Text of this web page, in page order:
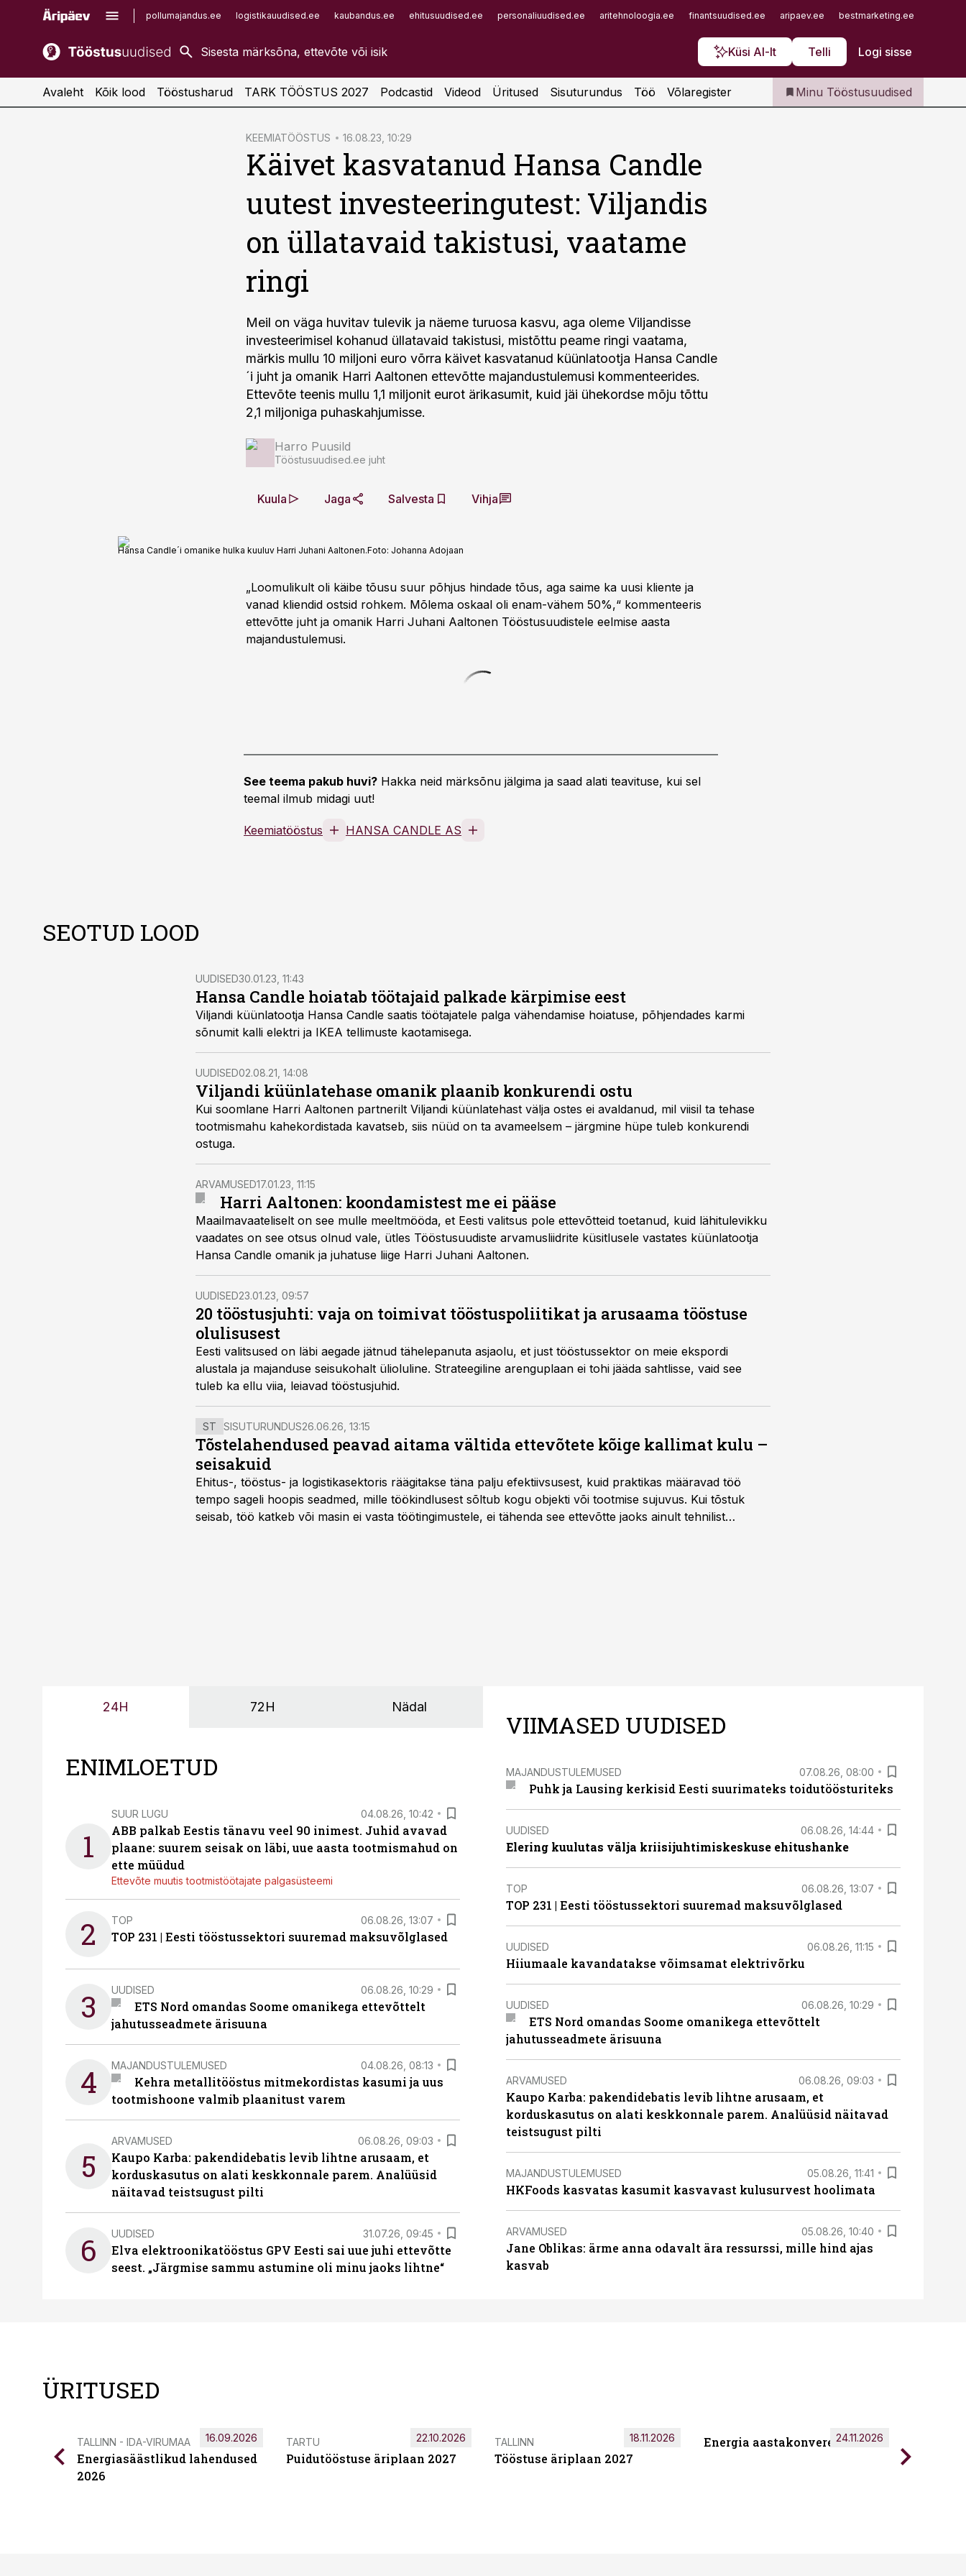
pollumajandus.ee logistikauudised.ee kaubandus.ee ehitusuudised.ee personaliuudised.ee aritehnoloogia.ee finantsuudised.ee aripaev.ee bestmarketing.ee
Küsi AI-lt Telli Logi sisse
kaubandus.ee
kinnisvarauudised.ee
imelineajalugu.ee
Infopank
Iseteenindus
Telli Tööstusuudised
Avaleht Kõik lood Tööstusharud TARK TÖÖSTUS 2027 Podcastid Videod Üritused Sisuturundus Töö Võlaregister Minu Tööstusuudised
KEEMIATÖÖSTUS 16.08.23, 10:29
Käivet kasvatanud Hansa Candle
uutest investeeringutest: Viljandis
on üllatavaid takistusi, vaatame
ringi
Meil on väga huvitav tulevik ja näeme turuosa kasvu, aga oleme Viljandisse
investeerimisel kohanud üllatavaid takistusi, mistõttu peame ringi vaatama,
märkis mullu 10 miljoni euro võrra käivet kasvatanud küünlatootja Hansa Candle
´i juht ja omanik Harri Aaltonen ettevõtte majandustulemusi kommenteerides.
Ettevõte teenis mullu 1,1 miljonit eurot ärikasumit, kuid jäi ühekordse mõju tõttu
2,1 miljoniga puhaskahjumisse.
Harro Puusild
Tööstusuudised.ee juht
Kuula Jaga Salvesta Vihja
Hansa Candle´i omanike hulka kuuluv Harri Juhani Aaltonen.Foto: Johanna Adojaan
„Loomulikult oli käibe tõusu suur põhjus hindade tõus, aga saime ka uusi kliente ja
vanad kliendid ostsid rohkem. Mõlema oskaal oli enam-vähem 50%,“ kommenteeris
ettevõtte juht ja omanik Harri Juhani Aaltonen Tööstusuudistele eelmise aasta
majandustulemusi.
See teema pakub huvi? Hakka neid märksõnu jälgima ja saad alati teavituse, kui sel
teemal ilmub midagi uut!
Keemiatööstus HANSA CANDLE AS
SEOTUD LOOD
UUDISED30.01.23, 11:43
Hansa Candle hoiatab töötajaid palkade kärpimise eest
Viljandi küünlatootja Hansa Candle saatis töötajatele palga vähendamise hoiatuse, põhjendades karmi
sõnumit kalli elektri ja IKEA tellimuste kaotamisega.
UUDISED02.08.21, 14:08
Viljandi küünlatehase omanik plaanib konkurendi ostu
Kui soomlane Harri Aaltonen partnerilt Viljandi küünlatehast välja ostes ei avaldanud, mil viisil ta tehase
tootmismahu kahekordistada kavatseb, siis nüüd on ta avameelsem – järgmine hüpe tuleb konkurendi
ostuga.
ARVAMUSED17.01.23, 11:15
Harri Aaltonen: koondamistest me ei pääse
Maailmavaateliselt on see mulle meeltmööda, et Eesti valitsus pole ettevõtteid toetanud, kuid lähitulevikku
vaadates on see otsus olnud vale, ütles Tööstusuudiste arvamusliidrite küsitlusele vastates küünlatootja
Hansa Candle omanik ja juhatuse liige Harri Juhani Aaltonen.
UUDISED23.01.23, 09:57
20 tööstusjuhti: vaja on toimivat tööstuspoliitikat ja arusaama tööstuse
olulisusest
Eesti valitsused on läbi aegade jätnud tähelepanuta asjaolu, et just tööstussektor on meie ekspordi
alustala ja majanduse seisukohalt ülioluline. Strateegiline arenguplaan ei tohi jääda sahtlisse, vaid see
tuleb ka ellu viia, leiavad tööstusjuhid.
ST SISUTURUNDUS26.06.26, 13:15
Tõstelahendused peavad aitama vältida ettevõtete kõige kallimat kulu –
seisakuid
Ehitus-, tööstus- ja logistikasektoris räägitakse täna palju efektiivsusest, kuid praktikas määravad töö
tempo sageli hoopis seadmed, mille töökindlusest sõltub kogu objekti või tootmise sujuvus. Kui tõstuk
seisab, töö katkeb või masin ei vasta töötingimustele, ei tähenda see ettevõtte jaoks ainult tehnilist
24H 72H Nädal
ENIMLOETUD
1
SUUR LUGU 04.08.26, 10:42
ABB palkab Eestis tänavu veel 90 inimest. Juhid avavad
plaane: suurem seisak on läbi, uue aasta tootmismahud on
ette müüdud
Ettevõte muutis tootmistöötajate palgasüsteemi
2 TOP 06.08.26, 13:07
TOP 231 | Eesti tööstussektori suuremad maksuvõlglased
3 UUDISED 06.08.26, 10:29
ETS Nord omandas Soome omanikega ettevõttelt
jahutusseadmete ärisuuna
4 MAJANDUSTULEMUSED 04.08.26, 08:13
Kehra metallitööstus mitmekordistas kasumi ja uus
tootmishoone valmib plaanitust varem
5
ARVAMUSED 06.08.26, 09:03
Kaupo Karba: pakendidebatis levib lihtne arusaam, et
korduskasutus on alati keskkonnale parem. Analüüsid
näitavad teistsugust pilti
6 UUDISED 31.07.26, 09:45
Elva elektroonikatööstus GPV Eesti sai uue juhi ettevõtte
seest. „Järgmise sammu astumine oli minu jaoks lihtne“
VIIMASED UUDISED
MAJANDUSTULEMUSED 07.08.26, 08:00
Puhk ja Lausing kerkisid Eesti suurimateks toidutöösturiteks
UUDISED 06.08.26, 14:44
Elering kuulutas välja kriisijuhtimiskeskuse ehitushanke
TOP 06.08.26, 13:07
TOP 231 | Eesti tööstussektori suuremad maksuvõlglased
UUDISED 06.08.26, 11:15
Hiiumaale kavandatakse võimsamat elektrivõrku
UUDISED 06.08.26, 10:29
ETS Nord omandas Soome omanikega ettevõttelt
jahutusseadmete ärisuuna
ARVAMUSED 06.08.26, 09:03
Kaupo Karba: pakendidebatis levib lihtne arusaam, et
korduskasutus on alati keskkonnale parem. Analüüsid näitavad
teistsugust pilti
MAJANDUSTULEMUSED 05.08.26, 11:41
HKFoods kasvatas kasumit kasvavast kulusurvest hoolimata
ARVAMUSED 05.08.26, 10:40
Jane Oblikas: ärme anna odavalt ära ressurssi, mille hind ajas
kasvab
ÜRITUSED
TALLINN - IDA-VIRUMAA
Energiasäästlikud lahendused
2026
16.09.2026 TARTU
Puidutööstuse äriplaan 2027
22.10.2026 TALLINN
Tööstuse äriplaan 2027
18.11.2026 Energia aastakonverents 2026
24.11.2026